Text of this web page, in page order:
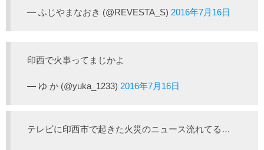
— ふじやまなおき (@REVESTA_S) 2016年7月16日
印西で火事ってまじかよ
— ゆ か (@yuka_1233) 2016年7月16日
テレビに印西市で起きた火災のニュース流れてる…